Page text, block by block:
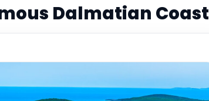
Dalmatian Coast